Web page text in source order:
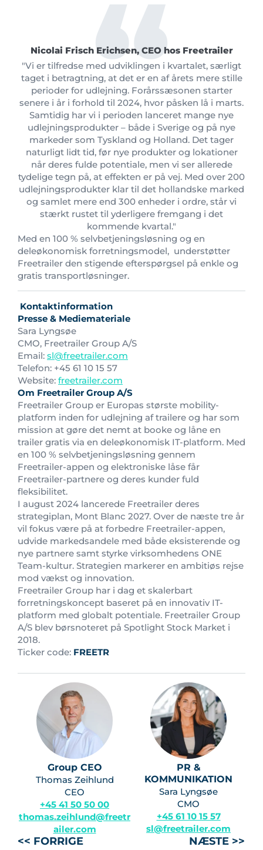
"Vi er tilfredse med udviklingen i kvartalet, særligt
taget i betragtning, at det er en af årets mere stille
perioder for udlejning. Forårssæsonen starter
senere i år i forhold til 2024, hvor påsken lå i marts.
Samtidig har vi i perioden lanceret mange nye
udlejningsprodukter – både i Sverige og på nye
markeder som Tyskland og Holland. Det tager
naturligt lidt tid, før nye produkter og lokationer
når deres fulde potentiale, men vi ser allerede
tydelige tegn på, at effekten er på vej. Med over 200
udlejningsprodukter klar til det hollandske marked
og samlet mere end 300 enheder i ordre, står vi
stærkt rustet til yderligere fremgang i det
kommende kvartal."
Nicolai Frisch Erichsen, CEO hos Freetrailer
Med en 100 % selvbetjeningsløsning og en
deleøkonomisk forretningsmodel, understøtter
Freetrailer den stigende efterspørgsel på enkle og
gratis transportløsninger.
Kontaktinformation
Presse & Mediemateriale
Sara Lyngsøe
CMO, Freetrailer Group A/S
Email: sl@freetrailer.com
Telefon: +45 61 10 15 57
Website: freetrailer.com
Om Freetrailer Group A/S
Freetrailer Group er Europas største mobility-
platform inden for udlejning af trailere og har som
mission at gøre det nemt at booke og låne en
trailer gratis via en deleøkonomisk IT-platform. Med
en 100 % selvbetjeningsløsning gennem
Freetrailer-appen og elektroniske låse får
Freetrailer-partnere og deres kunder fuld
fleksibilitet.
I august 2024 lancerede Freetrailer deres
strategiplan, Mont Blanc 2027. Over de næste tre år
vil fokus være på at forbedre Freetrailer-appen,
udvide markedsandele med både eksisterende og
nye partnere samt styrke virksomhedens ONE
Team-kultur. Strategien markerer en ambitiøs rejse
mod vækst og innovation.
Freetrailer Group har i dag et skalerbart
forretningskoncept baseret på en innovativ IT-
platform med globalt potentiale. Freetrailer Group
A/S blev børsnoteret på Spotlight Stock Market i
2018.
Ticker code: FREETR
Group CEO
Thomas Zeihlund
CEO
+45 41 50 50 00
thomas.zeihlund@freetr
ailer.com
PR &
KOMMUNIKATION
Sara Lyngsøe
CMO
+45 61 10 15 57
sl@freetrailer.com
<< FORRIGE NÆSTE >>